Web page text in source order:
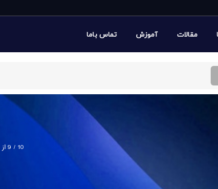
مقالات آموزش تماس باما
9 / 10 از